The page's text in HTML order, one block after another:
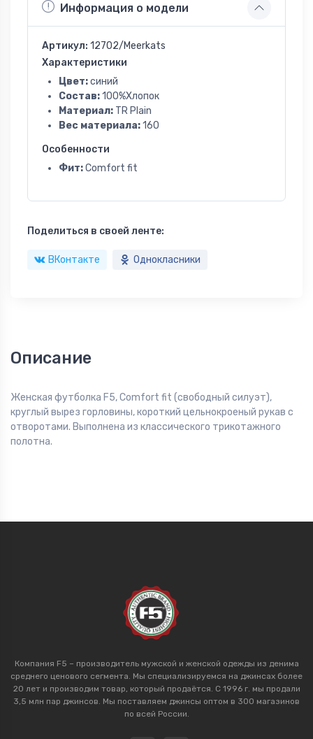
Информация о модели
Артикул: 12702/Meerkats
Характеристики
Цвет:синий
Состав:100%Хлопок
Материал: TR Plain
Вес материала:160
Особенности
Фит:Comfort fit
Поделиться в своей ленте:
ВКонтакте Однокласники
Описание
Женская футболка F5, Comfort fit (свободный силуэт),
круглый вырез горловины, короткий цельнокроеный рукав с
отворотами. Выполнена из классического трикотажного
полотна.
Компания F5 – производитель мужской и женской одежды из денима
среднего ценового сегмента. Мы специализируемся на джинсах более
20 лет и производим товар, который продаётся. С 1996 г. мы продали
3,5 млн пар джинсов. Мы поставляем джинсы оптом в 300 магазинов
по всей России.